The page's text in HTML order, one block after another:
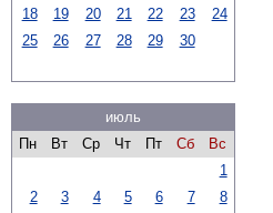
18
19 20 21 22 23
24
25
26 27 28 29 30
июль
Пн
Вт Ср Чт Пт Сб
Вс
1
2
3 4 5 6 7
8